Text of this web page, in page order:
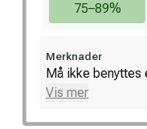
75–89%
Merknader
Må ikke benyttes
Vis mer